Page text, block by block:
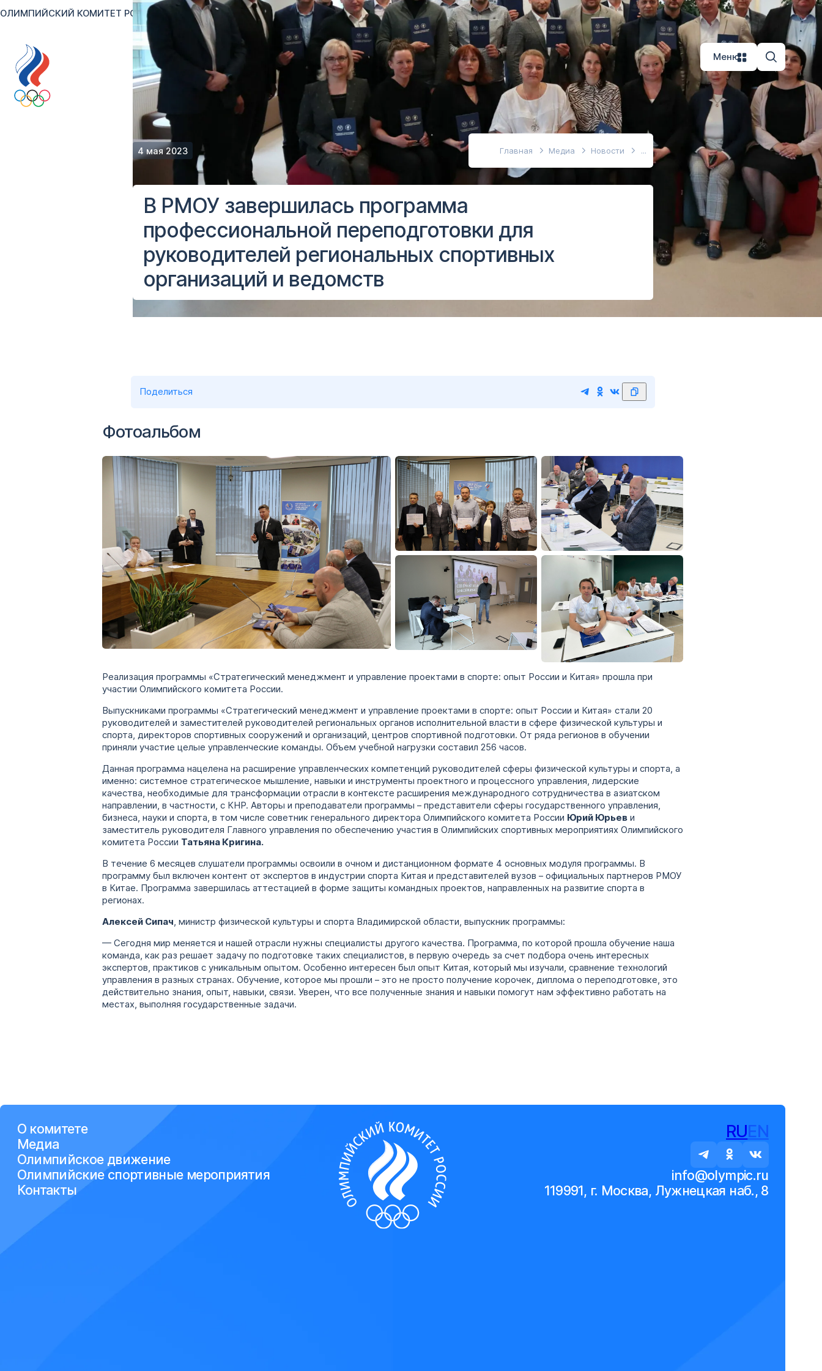
ОЛИМПИЙСКИЙ КОМИТЕТ РОССИИ Версия для слабовидящих
Меню
4 мая 2023 Главная Медиа Новости
В РМОУ завершилась программа
профессиональной переподготовки для
руководителей региональных спортивных
организаций и ведомств
Поделиться
Фотоальбом
Реализация программы «Стратегический менеджмент и управление проектами в спорте: опыт России и Китая» прошла при
участии Олимпийского комитета России.
Выпускниками программы «Стратегический менеджмент и управление проектами в спорте: опыт России и Китая» стали 20
руководителей и заместителей руководителей региональных органов исполнительной власти в сфере физической культуры и
спорта, директоров спортивных сооружений и организаций, центров спортивной подготовки. От ряда регионов в обучении
приняли участие целые управленческие команды. Объем учебной нагрузки составил 256 часов.
Данная программа нацелена на расширение управленческих компетенций руководителей сферы физической культуры и спорта, а
именно: системное стратегическое мышление, навыки и инструменты проектного и процессного управления, лидерские
качества, необходимые для трансформации отрасли в контексте расширения международного сотрудничества в азиатском
направлении, в частности, с КНР. Авторы и преподаватели программы – представители сферы государственного управления,
бизнеса, науки и спорта, в том числе советник генерального директора Олимпийского комитета России Юрий Юрьев и
заместитель руководителя Главного управления по обеспечению участия в Олимпийских спортивных мероприятиях Олимпийского
комитета России Татьяна Кригина.
В течение 6 месяцев слушатели программы освоили в очном и дистанционном формате 4 основных модуля программы. В
программу был включен контент от экспертов в индустрии спорта Китая и представителей вузов – официальных партнеров РМОУ
в Китае. Программа завершилась аттестацией в форме защиты командных проектов, направленных на развитие спорта в
регионах.
Алексей Сипач, министр физической культуры и спорта Владимирской области, выпускник программы:
— Сегодня мир меняется и нашей отрасли нужны специалисты другого качества. Программа, по которой прошла обучение наша
команда, как раз решает задачу по подготовке таких специалистов, в первую очередь за счет подбора очень интересных
экспертов, практиков с уникальным опытом. Особенно интересен был опыт Китая, который мы изучали, сравнение технологий
управления в разных странах. Обучение, которое мы прошли – это не просто получение корочек, диплома о переподготовке, это
действительно знания, опыт, навыки, связи. Уверен, что все полученные знания и навыки помогут нам эффективно работать на
местах, выполняя государственные задачи.
О комитете
Медиа
Олимпийское движение
Олимпийские спортивные мероприятия
Контакты
RUEN
info@olympic.ru
119991, г. Москва, Лужнецкая наб., 8